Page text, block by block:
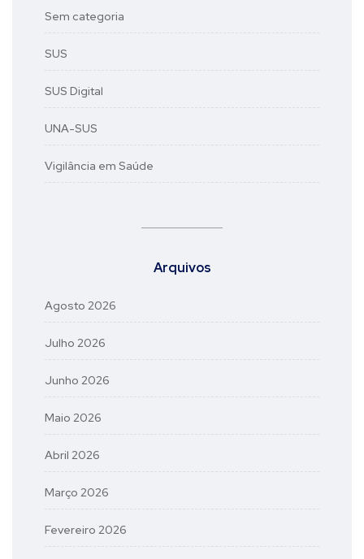
Sem categoria
SUS
SUS Digital
UNA-SUS
Vigilância em Saúde
Arquivos
Agosto 2026
Julho 2026
Junho 2026
Maio 2026
Abril 2026
Março 2026
Fevereiro 2026